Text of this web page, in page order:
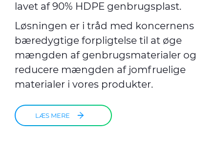
lavet af 90% HDPE genbrugsplast.
Løsningen er i tråd med koncernens
bæredygtige forpligtelse til at øge
mængden af genbrugsmaterialer og
reducere mængden af jomfruelige
materialer i vores produkter.
LÆS MERE